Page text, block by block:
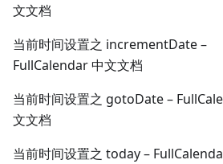
文文档
当前时间设置之 incrementDate –
FullCalendar 中文文档
当前时间设置之 gotoDate –
文文档
当前时间设置之 today –